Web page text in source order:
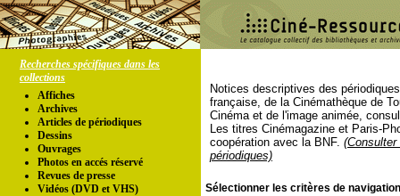
Recherches spécifiques dans les
collections
Affiches
Archives
Articles de périodiques
Dessins
Ouvrages
Photos en accés réservé
Revues de presse
Vidéos (DVD et VHS)
Notices descriptives des
française, de la Cinémathèque de
Cinéma et de l'image animée,
Les titres Cinémagazine et Paris-
coopération avec la BNF.
périodiques)
Sélectionner les critères de